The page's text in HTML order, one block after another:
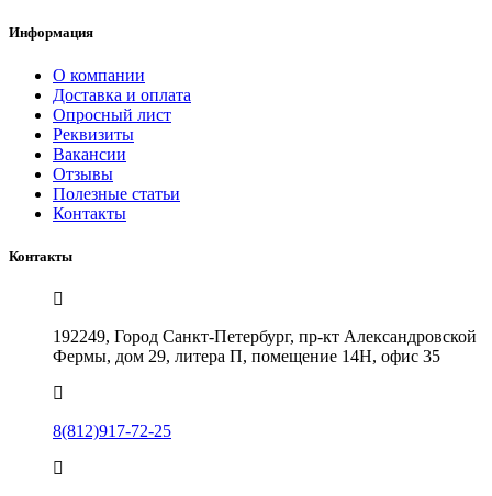
Информация
О компании
Доставка и оплата
Опросный лист
Реквизиты
Вакансии
Отзывы
Полезные статьи
Контакты
Контакты
192249, Город Санкт-Петербург, пр-кт Александровской
Фермы, дом 29, литера П, помещение 14Н, офис 35
8(812)917-72-25